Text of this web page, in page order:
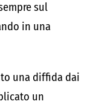
sul
in una
una diffida dai
un